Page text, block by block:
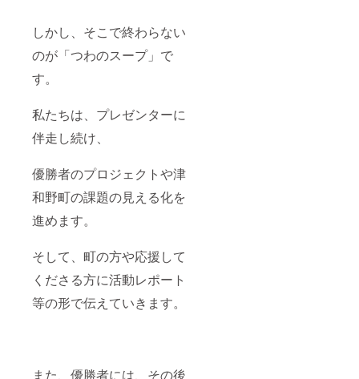
しかし、そこで終わらない
のが「つわのスープ」で
す。
私たちは、プレゼンターに
伴走し続け、
優勝者のプロジェクトや津
和野町の課題の見える化を
進めます。
そして、町の方や応援して
くださる方に活動レポート
等の形で伝えていきます。
また、優勝者には、その後